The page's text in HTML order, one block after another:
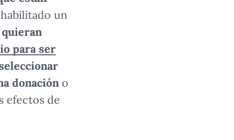
un
para ser
donación o
efectos de